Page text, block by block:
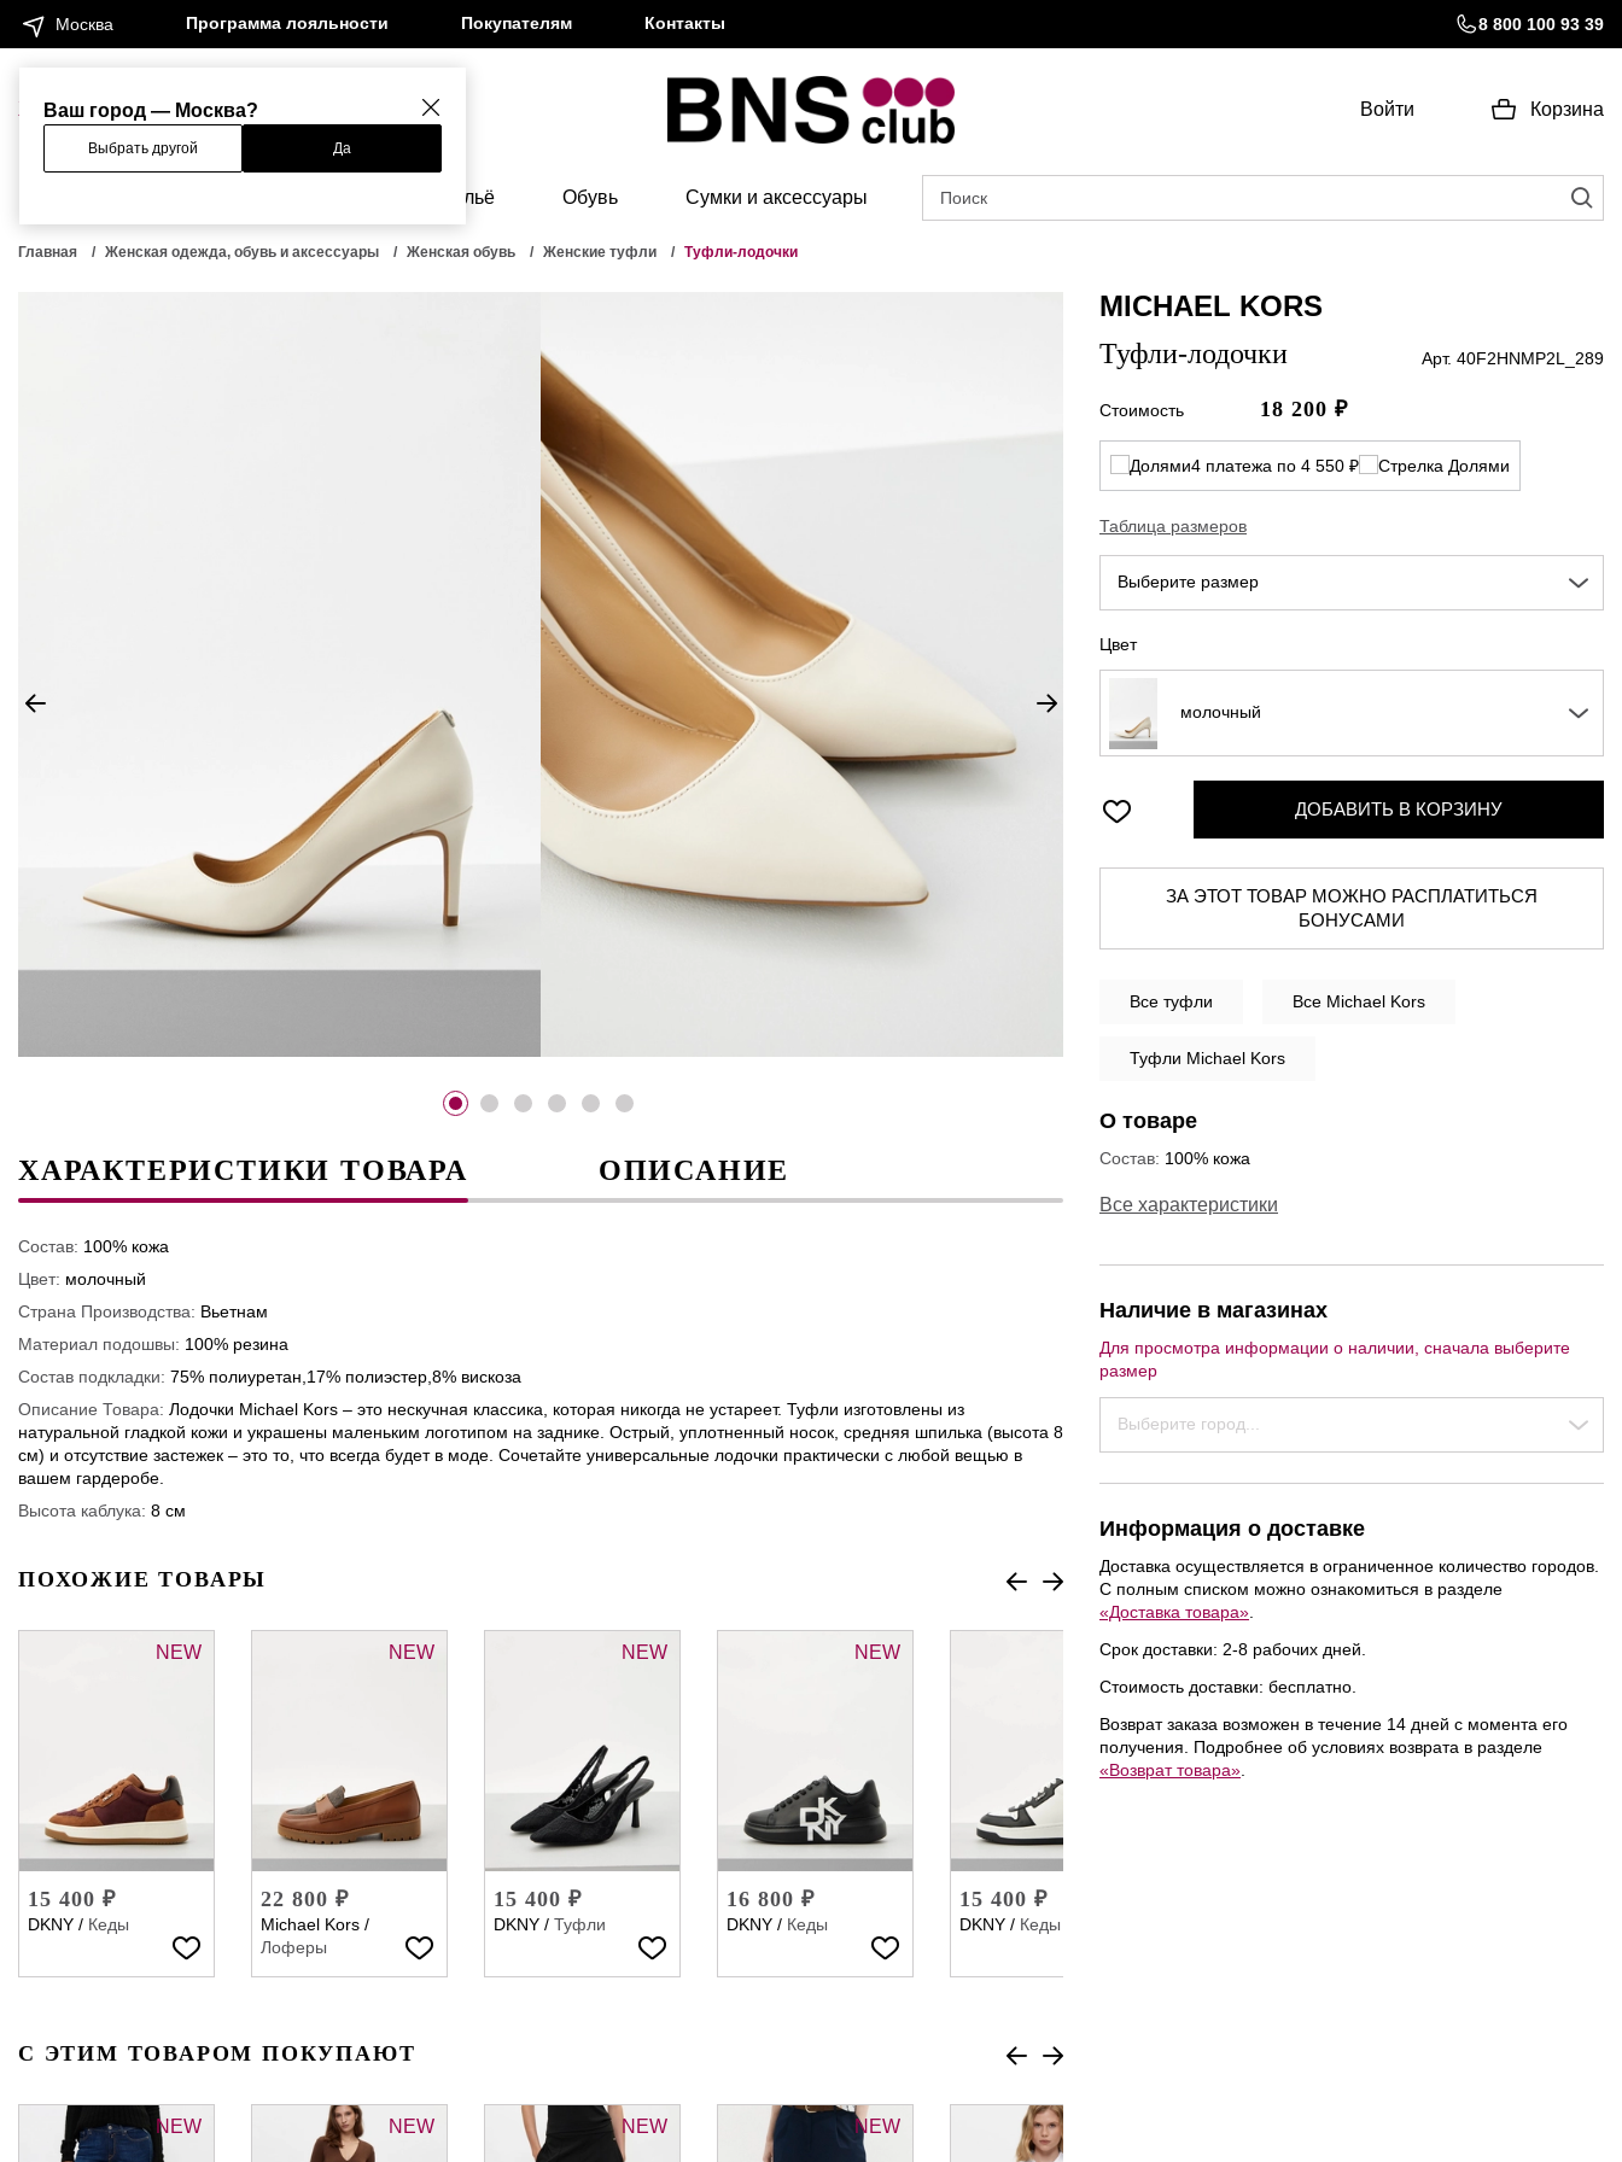
Ваш город — Москва?
Выбрать другой Да
Москва Программа лояльности Покупателям Контакты 8 800 100 93 39
Женщинам Мужчинам Войти Корзина
Бельё Обувь Сумки и аксессуары
Главная Женская одежда, обувь и аксессуары Женская обувь Женские туфли Туфли-лодочки
ХАРАКТЕРИСТИКИ ТОВАРА ОПИСАНИЕ
Состав: 100% кожа
Цвет: молочный
Страна Производства: Вьетнам
Материал подошвы: 100% резина
Состав подкладки: 75% полиуретан,17% полиэстер,8% вискоза
Описание Товара: Лодочки Michael Kors – это нескучная классика, которая никогда не устареет. Туфли изготовлены из
натуральной гладкой кожи и украшены маленьким логотипом на заднике. Острый, уплотненный носок, средняя шпилька (высота 8
см) и отсутствие застежек – это то, что всегда будет в моде. Сочетайте универсальные лодочки практически с любой вещью в
вашем гардеробе.
Высота каблука: 8 см
ПОХОЖИЕ ТОВАРЫ
NEW
15 400 ₽
DKNY / Кеды
NEW
22 800 ₽
Michael Kors /
Лоферы
NEW
15 400 ₽
DKNY / Туфли
NEW
16 800 ₽
DKNY / Кеды
NEW
15 400 ₽
DKNY / Кеды
NEW
С ЭТИМ ТОВАРОМ ПОКУПАЮТ
NEW NEW NEW NEW
MICHAEL KORS
Туфли-лодочки Арт. 40F2HNMP2L_289
Стоимость 18 200 ₽
4 платежа по 4 550 ₽
Таблица размеров
Выберите размер
Цвет
молочный
ДОБАВИТЬ В КОРЗИНУ
ЗА ЭТОТ ТОВАР МОЖНО РАСПЛАТИТЬСЯ
БОНУСАМИ
Все туфли Все Michael Kors
Туфли Michael Kors
О товаре
Состав: 100% кожа
Все характеристики
Наличие в магазинах
Для просмотра информации о наличии, сначала выберите
размер
Выберите город...
Информация о доставке
Доставка осуществляется в ограниченное количество городов.
С полным списком можно ознакомиться в разделе
«Доставка товара»
Срок доставки: 2-8 рабочих дней.
Стоимость доставки: бесплатно.
Возврат заказа возможен в течение 14 дней с момента его
получения. Подробнее об условиях возврата в разделе
«Возврат товара»